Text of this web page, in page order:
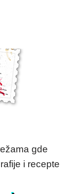
gde
i recepte